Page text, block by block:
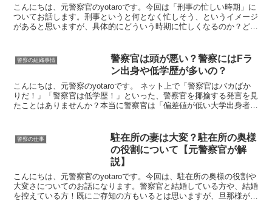
こんにちは、元警察官のyotaroです。今回は「刑事の忙しい時期」に
ついてお話します。刑事というと何となく忙しそう、というイメージ
があると思いますが、具体的にどういう時期に忙しくなるのか？どれ
警察の組織事情
警察官は頭が悪い？警察にはFラ
ン出身や低学歴が多いの？
こんにちは、元警察のyotaroです。 ネット上で「警察官はバカばか
りだ！」「警察官は低学歴！」といった、警察官を揶揄する発言を見
たことはありませんか？本当に警察官は「偏差値が低い大学出身者ば
警察の仕事
駐在所の妻は大変？駐在所の奥様
の役割について【元警察官が解
説】
こんにちは、元警察官のyotaroです。今回は、駐在所の奥様の役割や
大変さについてのお話になります。警察官と結婚している方や、結婚
を控えている方！既にご存知の方もいるとは思いますが、旦那様が駐